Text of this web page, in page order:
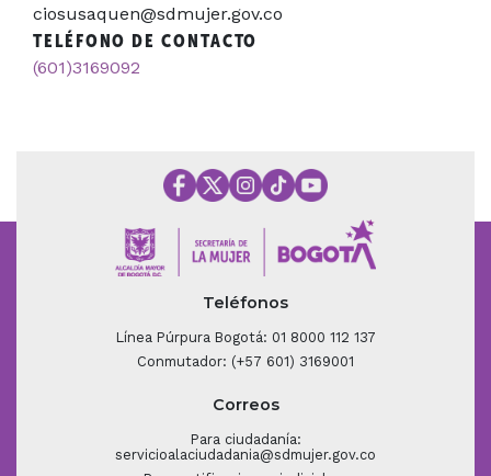
ciosusaquen@sdmujer.gov.co
TELÉFONO DE CONTACTO
(601)3169092
Teléfonos
Línea Púrpura Bogotá: 01 8000 112 137
Conmutador: (+57 601) 3169001
Correos
Para ciudadanía:
servicioalaciudadania@sdmujer.gov.co